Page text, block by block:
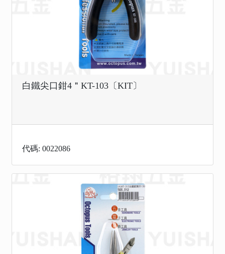
白鐵尖口鉗4＂KT-103〔KIT〕
代碼: 0022086